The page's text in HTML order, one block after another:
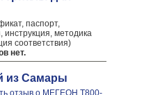
паспорт,
инструкция, методика
соответствия)
нет.
из Самары
отзыв о МЕГЕОН T800-